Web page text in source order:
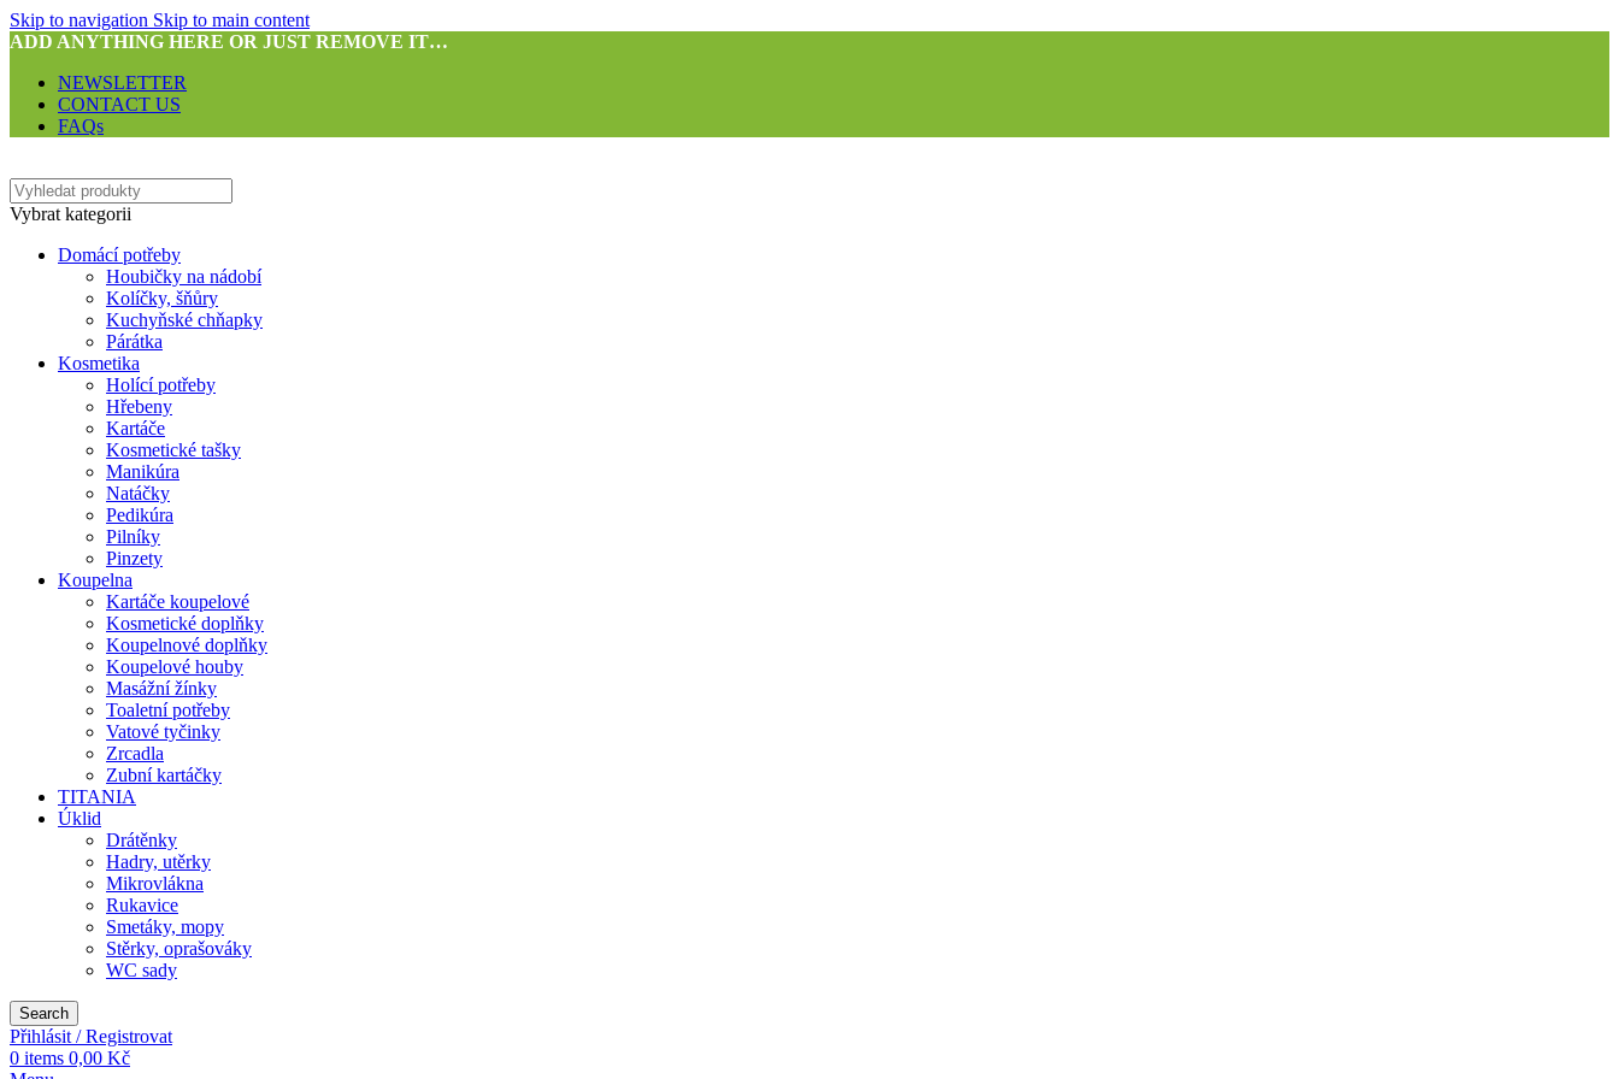
Skip to navigation Skip to main content
ADD ANYTHING HERE OR JUST REMOVE IT…
NEWSLETTER
CONTACT US
FAQs
Vybrat kategorii
Domácí potřeby
Houbičky na nádobí
Kolíčky, šňůry
Kuchyňské chňapky
Párátka
Kosmetika
Holící potřeby
Hřebeny
Kartáče
Kosmetické tašky
Manikúra
Natáčky
Pedikúra
Pilníky
Pinzety
Koupelna
Kartáče koupelové
Kosmetické doplňky
Koupelnové doplňky
Koupelové houby
Masážní žínky
Toaletní potřeby
Vatové tyčinky
Zrcadla
Zubní kartáčky
TITANIA
Úklid
Drátěnky
Hadry, utěrky
Mikrovlákna
Rukavice
Smetáky, mopy
Stěrky, oprašováky
WC sady
Search
Přihlásit / Registrovat
0 items 0,00 Kč